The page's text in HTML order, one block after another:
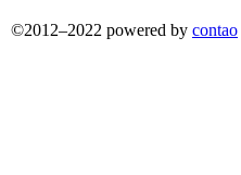
©2012–2022 powered by contao